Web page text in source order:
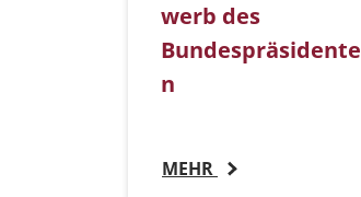
werb des
Bundespräsidente
n
MEHR